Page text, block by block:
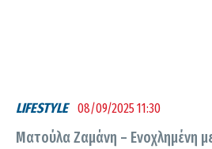
LIFESTYLE 08/09/2025 11:30
Ματούλα Ζαμάνη – Ενοχλημένη